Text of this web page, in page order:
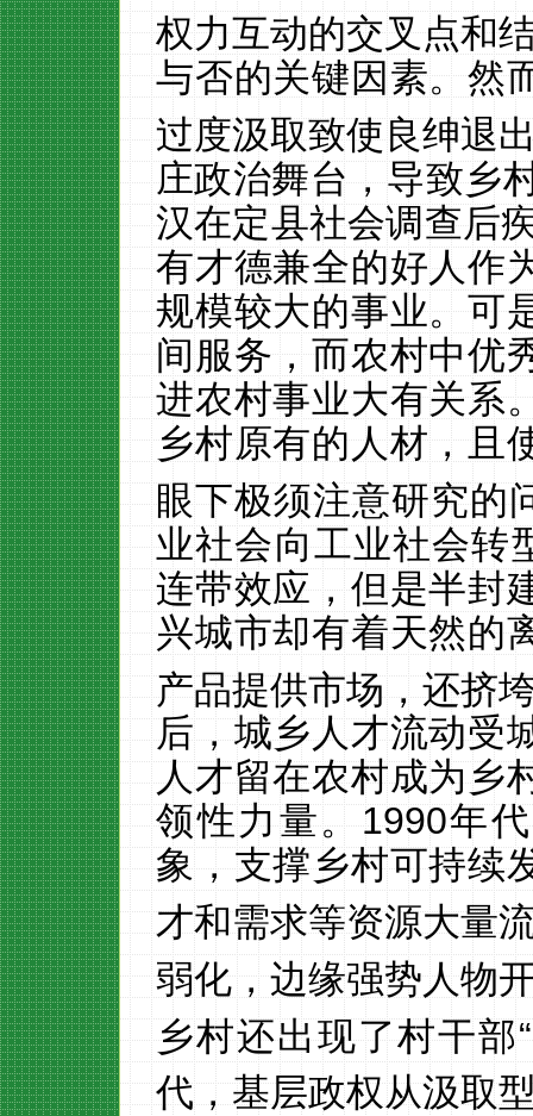
权力互动的交叉点和
与否的关键因素。然
过度汲取致使良绅退
庄政治舞台，导致乡
汉在定县社会调查后
有才德兼全的好人作
规模较大的事业。可
间服务，而农村中优
进农村事业大有关系
乡村原有的人材，且
眼下极须注意研究的
业社会向工业社会转
连带效应，但是半封
兴城市却有着天然的
产品提供市场，还挤
后，城乡人才流动受
人才留在农村成为乡
领性力量。1990年
象，支撑乡村可持续
才和需求等资源大量
弱化，边缘强势人物
乡村还出现了村干部
代，基层政权从汲取